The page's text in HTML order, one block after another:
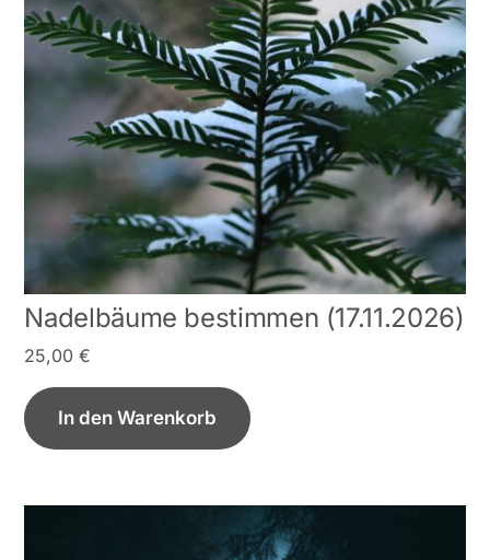
Nadelbäume bestimmen (17.11.2026)
25,00€
In den Warenkorb